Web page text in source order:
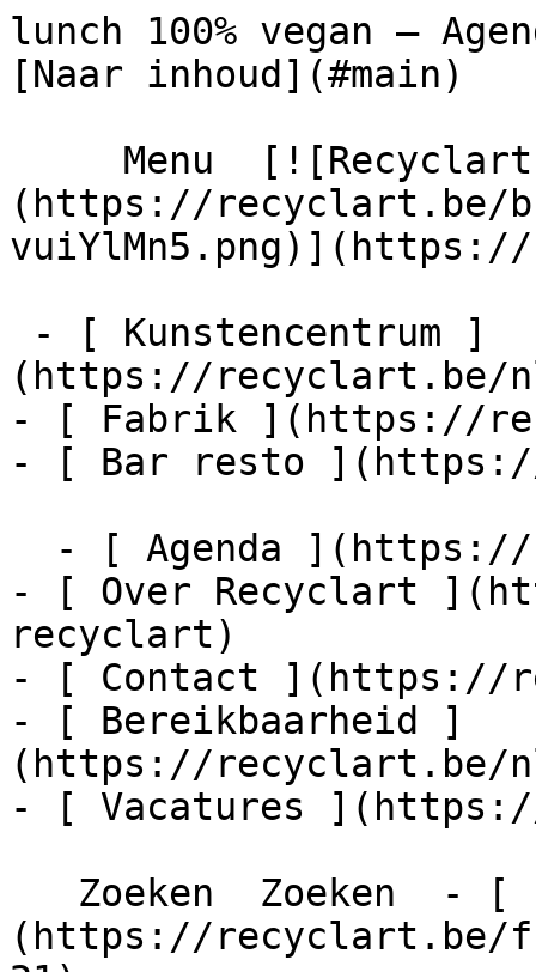
lunch 100% vegan –
[Naar inhoud](#main)
(https://recyclart.be/
(https://recyclart.be/
- [ Fabrik ](https://
- [ Bar resto
- [ Over Recyclart
recyclart)
- [ Contact ](https://
- [ Bereikbaarheid ]
(https://recyclart.be/
- [ Vacatures
(https://recyclart.be/fr/